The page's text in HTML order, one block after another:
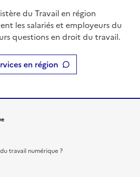
du Travail en région
les salariés et employeurs du
questions en droit du travail.
en région
travail numérique ?